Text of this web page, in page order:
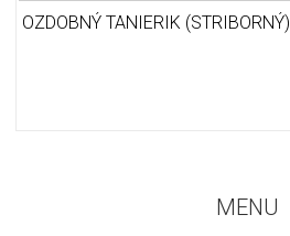
OZDOBNÝ TANIERIK (STRIBORNÝ)
MENU